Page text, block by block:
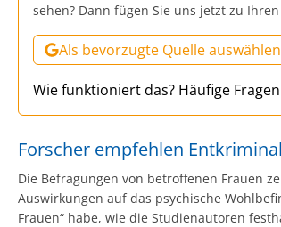
sehen? Dann fügen Sie uns jetzt zu
Als bevorzugte Quelle auswählen
Wie funktioniert das? Häufige
Forscher empfehlen
Die Befragungen von betroffenen Frauen
Auswirkungen auf das psychische
Frauen“ habe, wie die Studienautoren